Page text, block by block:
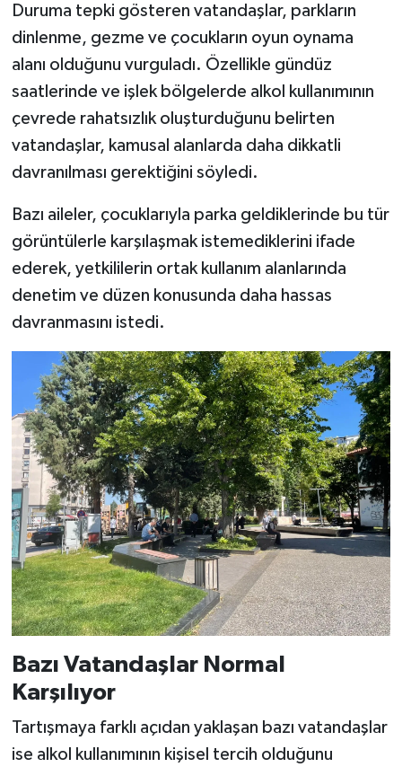
Duruma tepki gösteren vatandaşlar, parkların
dinlenme, gezme ve çocukların oyun oynama
alanı olduğunu vurguladı. Özellikle gündüz
saatlerinde ve işlek bölgelerde alkol kullanımının
çevrede rahatsızlık oluşturduğunu belirten
vatandaşlar, kamusal alanlarda daha dikkatli
davranılması gerektiğini söyledi.
Bazı aileler, çocuklarıyla parka geldiklerinde bu tür
görüntülerle karşılaşmak istemediklerini ifade
ederek, yetkililerin ortak kullanım alanlarında
denetim ve düzen konusunda daha hassas
davranmasını istedi.
Bazı Vatandaşlar Normal
Karşılıyor
Tartışmaya farklı açıdan yaklaşan bazı vatandaşlar
ise alkol kullanımının kişisel tercih olduğunu